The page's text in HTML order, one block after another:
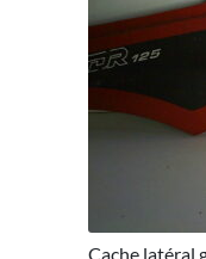
Cache latéral